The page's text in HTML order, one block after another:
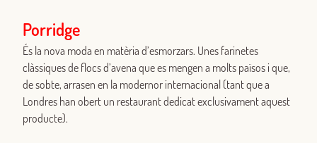
Porridge
És la nova moda en matèria d’esmorzars. Unes farinetes
clàssiques de flocs d’avena que es mengen a molts països i que,
de sobte, arrasen en la modernor internacional (tant que a
Londres han obert un restaurant dedicat exclusivament aquest
producte).